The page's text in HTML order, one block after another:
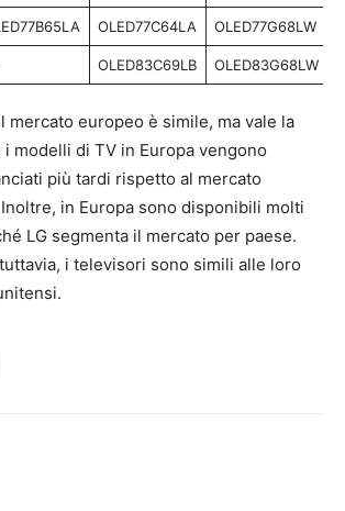
OLED77C64LA OLED77G68LW
OLED83C69LB OLED83G68LW
mercato europeo è simile, ma vale la
modelli di TV in Europa vengono
più tardi rispetto al mercato
in Europa sono disponibili molti
LG segmenta il mercato per paese.
i televisori sono simili alle loro